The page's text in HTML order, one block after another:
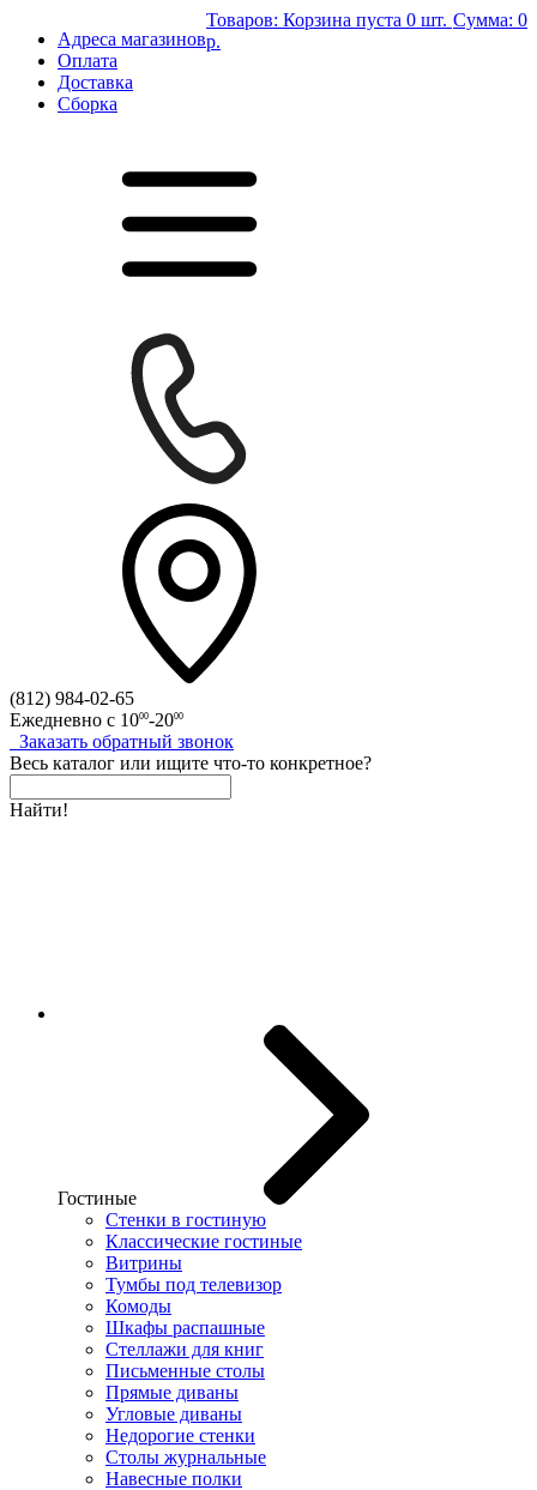
Адреса магазинов
Оплата
Доставка
Сборка
Товаров: Корзина пуста 0 шт. Сумма: 0
р.
(812) 984-02-65
Ежедневно с 1000-2000
Заказать обратный звонок
Весь каталог или ищите что-то конкретное?
Найти!
Гостиные
Стенки в гостиную
Классические гостиные
Витрины
Тумбы под телевизор
Комоды
Шкафы распашные
Стеллажи для книг
Письменные столы
Прямые диваны
Угловые диваны
Недорогие стенки
Столы журнальные
Навесные полки